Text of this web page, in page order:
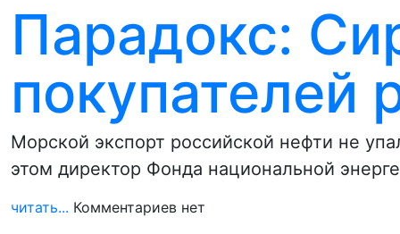
Парадокс:
покупателей
Морской экспорт российской нефти не
этом директор Фонда национальной
читать... Комментариев нет